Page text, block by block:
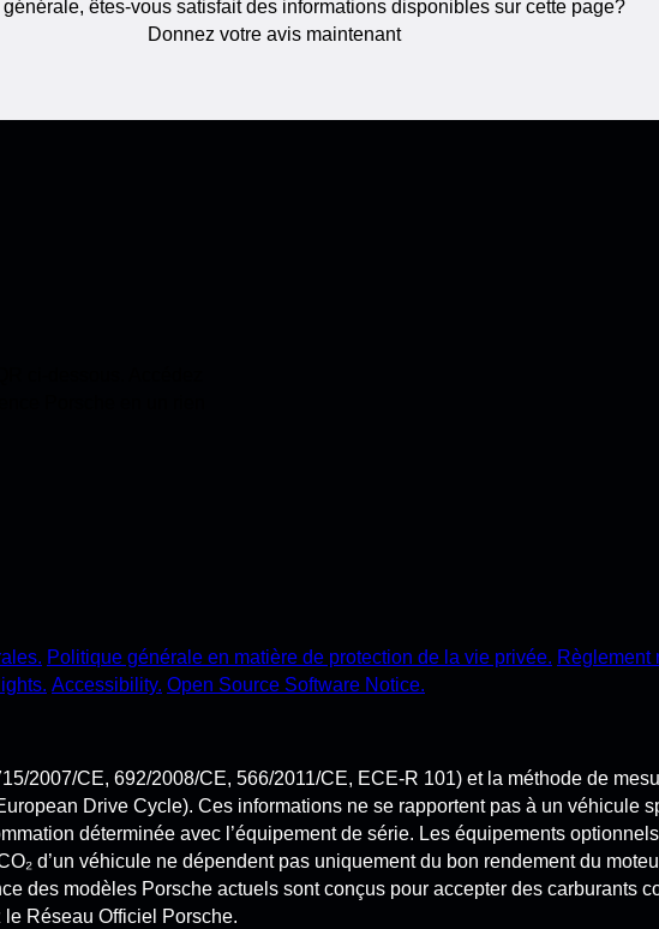
générale, êtes-vous satisfait des informations disponibles sur cette page?
Donnez votre avis maintenant
Politique générale en matière de protection de la vie privée. Règlement
Accessibility. Open Source Software Notice.
2007/CE, 692/2008/CE, 566/2011/CE, ECE-R 101) et la méthode de
Drive Cycle). Ces informations ne se rapportent pas à un véhicule
déterminée avec l’équipement de série. Les équipements
d’un véhicule ne dépendent pas uniquement du bon rendement du
des modèles Porsche actuels sont conçus pour accepter des carburants
Réseau Officiel Porsche.